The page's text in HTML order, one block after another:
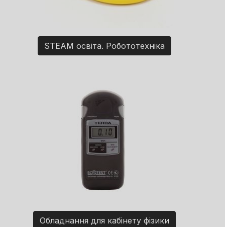
STEAM освіта. Робототехніка
Обладнання для кабінету фізики